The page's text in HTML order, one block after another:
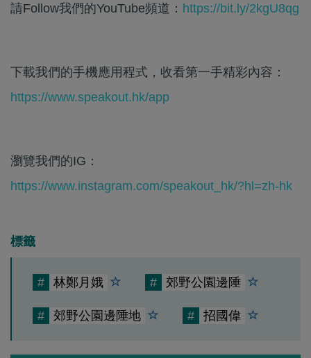
請Follow我們的YouTube頻道： https://bit.ly/2kgU8qg
下載我們的手機應用程式，收看第一手精彩內容：
https://www.speakout.hk/app
瀏覽我們的IG：
https://www.instagram.com/speakout_hk/?hl=zh-hk
標籤
# 林鄭月娥 # 郊野公園邊陲
# 郊野公園邊陲地 # 招國偉